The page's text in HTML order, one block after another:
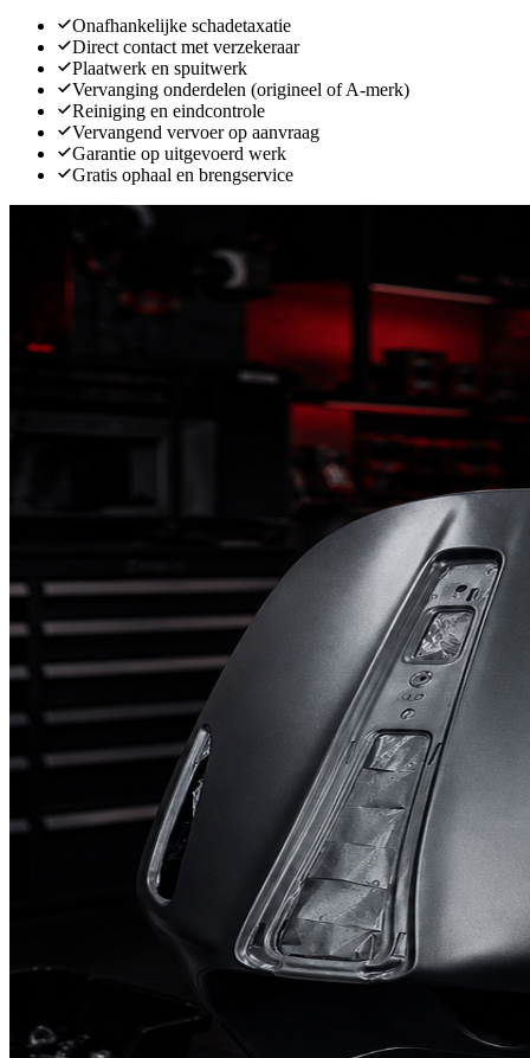
Onafhankelijke schadetaxatie
Direct contact met verzekeraar
Plaatwerk en spuitwerk
Vervanging onderdelen (origineel of A-merk)
Reiniging en eindcontrole
Vervangend vervoer op aanvraag
Garantie op uitgevoerd werk
Gratis ophaal en brengservice